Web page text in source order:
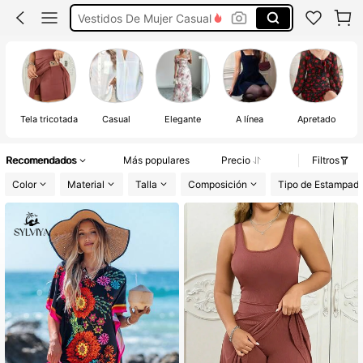
Vestidos De Verano Mujer
Vestido Blanco
Vestidos Elegantes De Mujer
Tela tricotada Casual Elegante A línea Apretado
Recomendados Más populares Precio
Filtros
Color
Material Talla Composición Tipo de